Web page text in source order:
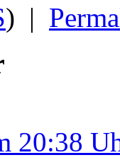
) |
20:38